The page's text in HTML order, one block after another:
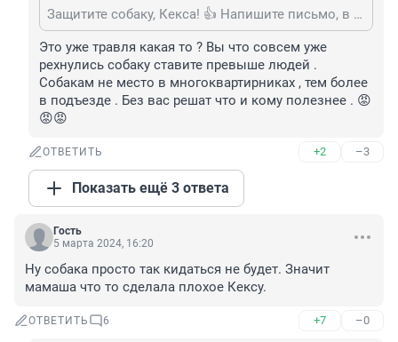
Защитите собаку, Кекса! 👍 Напишите письмо, в военкомат. С указанием адреса квартиросьемщиков и по возможности данных, проживающего там мужчины. Почему он молодой ...., избегает призыва??? Неоднократные обращения, дадут результат, поверте. Стоит ему только туда попасть. И участковым будет чем заняться. Родину защищать полезнее, чем прыгать под дудку разродившейся жены.
Это уже травля какая то ? Вы что совсем уже
рехнулись собаку ставите превыше людей .
Собакам не место в многоквартирниках , тем более
в подъезде . Без вас решат что и кому полезнее . 😡
😡😡
ОТВЕТИТЬ +2 –3
Показать ещё 3 ответа
Гость
5 марта 2024, 16:20
Ну собака просто так кидаться не будет. Значит
мамаша что то сделала плохое Кексу.
ОТВЕТИТЬ 6 +7 –0